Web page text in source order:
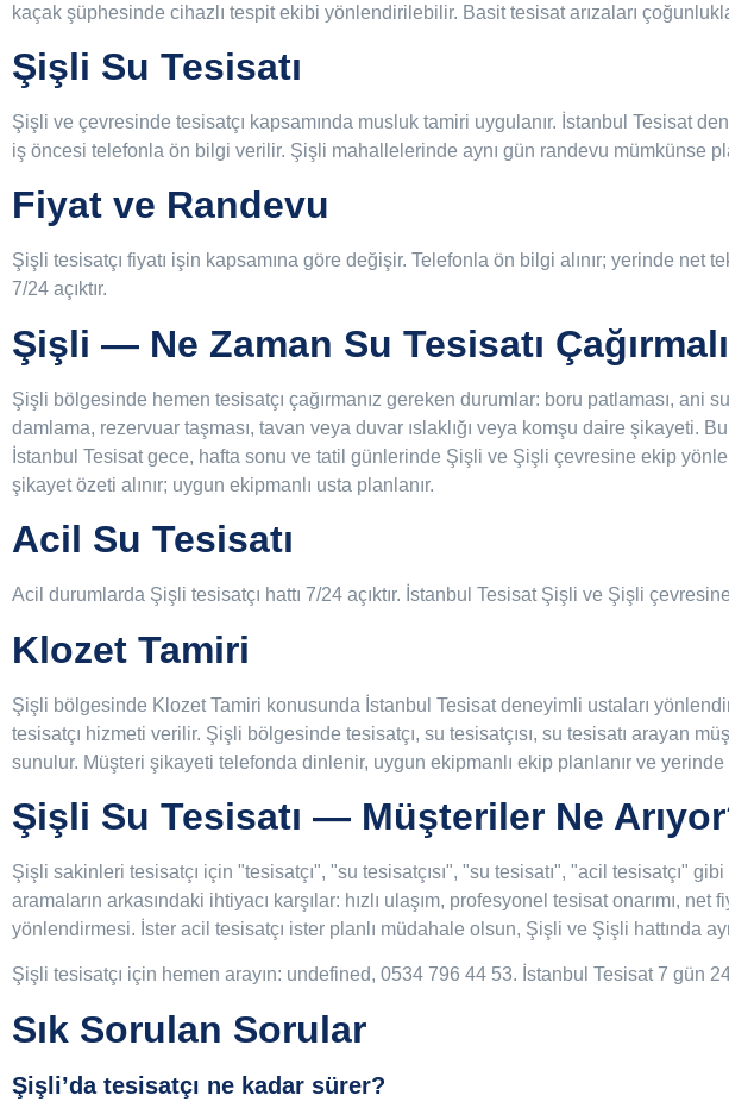
kaçak şüphesinde cihazlı tespit ekibi yönlendirilebilir. Basit tesisat arızaları
Şişli Su Tesisatı
Şişli ve çevresinde tesisatçı kapsamında musluk tamiri uygulanır. İstanbul Tesisat
iş öncesi telefonla ön bilgi verilir. Şişli mahallelerinde aynı gün randevu mümkünse
Fiyat ve Randevu
Şişli tesisatçı fiyatı işin kapsamına göre değişir. Telefonla ön bilgi alınır; yerinde net
7/24 açıktır.
Şişli — Ne Zaman Su Tesisatı
Şişli bölgesinde hemen tesisatçı çağırmanız gereken durumlar: boru patlaması, ani su
damlama, rezervuar taşması, tavan veya duvar ıslaklığı veya komşu daire şikayeti.
İstanbul Tesisat gece, hafta sonu ve tatil günlerinde Şişli ve Şişli çevresine ekip
şikayet özeti alınır; uygun ekipmanlı usta planlanır.
Acil Su Tesisatı
Acil durumlarda Şişli tesisatçı hattı 7/24 açıktır. İstanbul Tesisat Şişli ve Şişli
Klozet Tamiri
Şişli bölgesinde Klozet Tamiri konusunda İstanbul Tesisat deneyimli ustaları
tesisatçı hizmeti verilir. Şişli bölgesinde tesisatçı, su tesisatçısı, su tesisatı arayan
sunulur. Müşteri şikayeti telefonda dinlenir, uygun ekipmanlı ekip planlanır ve
Şişli Su Tesisatı — Müşteriler Ne
Şişli sakinleri tesisatçı için "tesisatçı", "su tesisatçısı", "su tesisatı", "acil tesisatçı"
aramaların arkasındaki ihtiyacı karşılar: hızlı ulaşım, profesyonel tesisat onarımı,
yönlendirmesi. İster acil tesisatçı ister planlı müdahale olsun, Şişli ve Şişli hattında
Şişli tesisatçı için hemen arayın: undefined, 0534 796 44 53. İstanbul Tesisat 7 gün
Sık Sorulan Sorular
Şişli’da tesisatçı ne kadar sürer?